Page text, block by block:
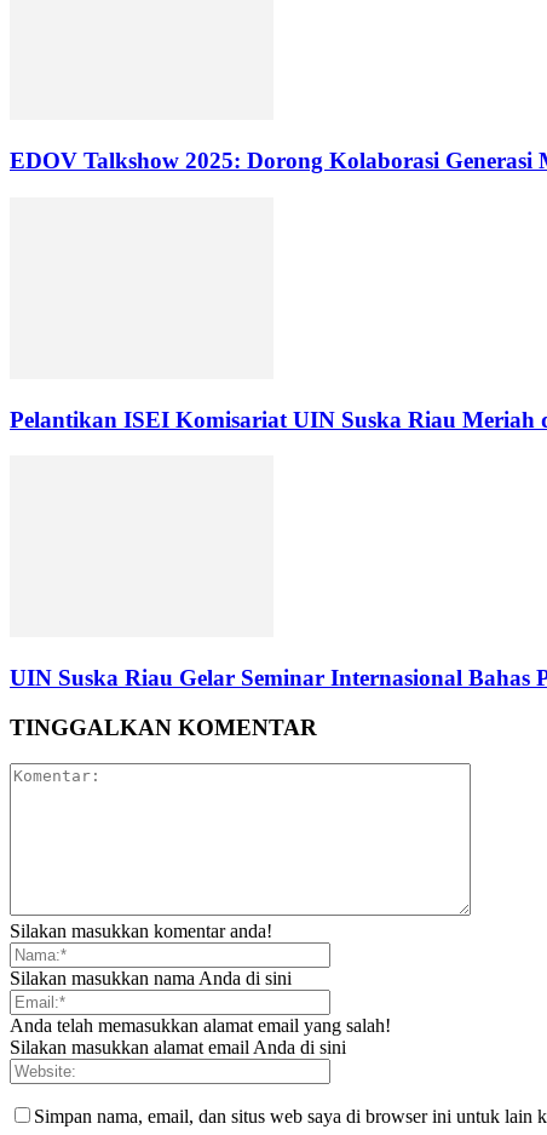
EDOV Talkshow 2025: Dorong Kolaborasi
Pelantikan ISEI Komisariat UIN Suska Riau Meriah
UIN Suska Riau Gelar Seminar Internasional
TINGGALKAN KOMENTAR
Silakan masukkan komentar anda!
Silakan masukkan nama Anda di sini
Anda telah memasukkan alamat email yang salah!
Silakan masukkan alamat email Anda di sini
Simpan nama, email, dan situs web saya di browser ini untuk lain